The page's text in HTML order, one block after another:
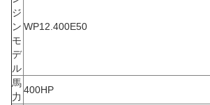
ジ
ン
モ
デ
ル
WP12.400E50
馬
力
400HP